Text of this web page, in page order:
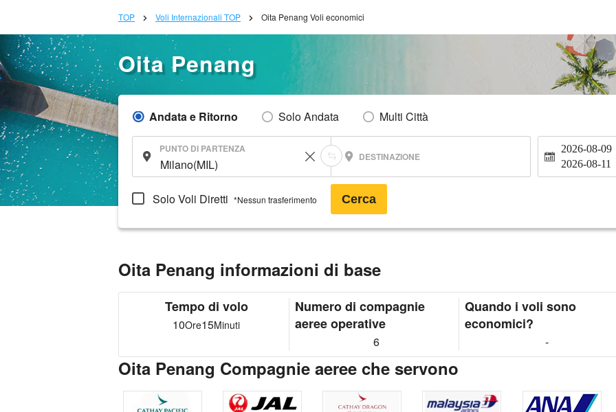
TOP Voli Internazionali TOP Oita Penang Voli economici
Oita Penang
Andata e Ritorno Solo Andata Multi Città
PUNTO DI PARTENZA
DESTINAZIONE
2026-08-09
2026-08-11
Solo Voli Diretti *Nessun trasferimento Cerca
Oita Penang informazioni di base
Tempo di volo
10Ore15Minuti
Numero di compagnie
aeree operative
6
Quando i voli sono
economici?
-
Oita Penang Compagnie aeree che servono